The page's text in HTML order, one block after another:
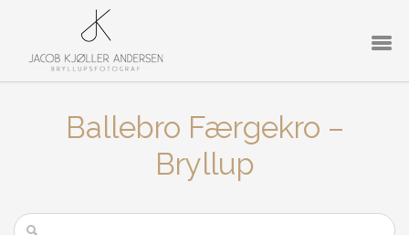
Ballebro Færgekro –
Bryllup